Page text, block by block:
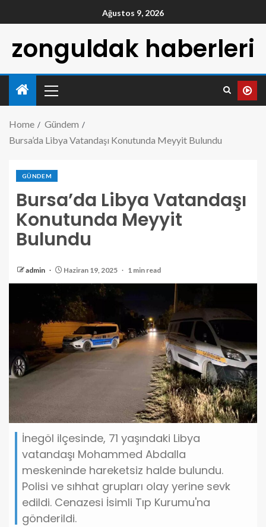
Ağustos 9, 2026
zonguldak haberleri
Home
Gündem
Bursa’da Libya Vatandaşı Konutunda Meyyit Bulundu
GÜNDEM
Bursa’da Libya Vatandaşı
Konutunda Meyyit
Bulundu
admin Haziran 19, 2025 1 min read
İnegöl ilçesinde, 71 yaşındaki Libya
vatandaşı Mohammed Abdalla
meskeninde hareketsiz halde bulundu.
Polisi ve sıhhat grupları olay yerine sevk
edildi. Cenazesi İsimli Tıp Kurumu'na
gönderildi.